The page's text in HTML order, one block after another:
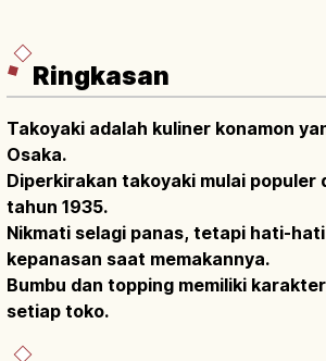
Ringkasan
Takoyaki adalah kuliner konamon
Osaka.
Diperkirakan takoyaki mulai populer
tahun 1935.
Nikmati selagi panas, tetapi hati-
kepanasan saat memakannya.
Bumbu dan topping memiliki
setiap toko.